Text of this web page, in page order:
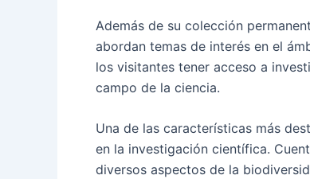
Además de su colección
abordan temas de interés en el
los visitantes tener acceso a
campo de la ciencia.
Una de las características más
en la investigación científica.
diversos aspectos de la